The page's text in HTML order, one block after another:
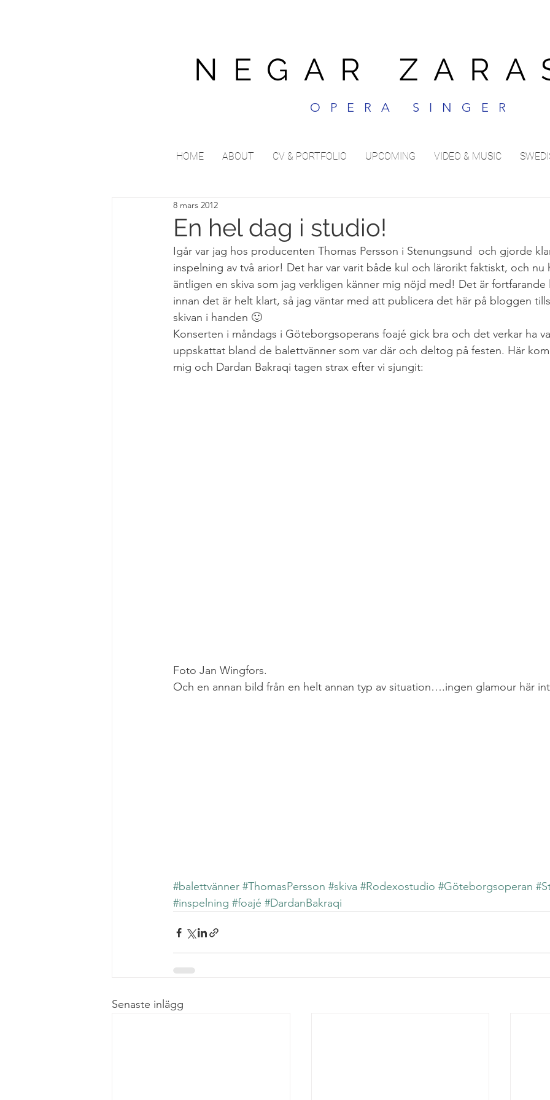
NEGAR
OPERA SINGER
HOME ABOUT CV & PORTFOLIO UPCOMING VIDEO & MUSIC
En hel dag i studio!
8 mars 2012
Igår var jag hos producenten Thomas Persson i Stenungsund  och gjorde
inspelning av två arior! Det har var varit både kul och lärorikt faktiskt, och nu
äntligen en skiva som jag verkligen känner mig nöjd med! Det är
innan det är helt klart, så jag väntar med att publicera det här på bloggen
skivan i handen 🙂
Konserten i måndags i Göteborgsoperans foajé gick bra och det verkar ha
uppskattat bland de balettvänner som var där och deltog på festen. Här
mig och Dardan Bakraqi tagen strax efter vi sjungit:
Foto Jan Wingfors.
Och en annan bild från en helt annan typ av situation….ingen glamour här
#balettvänner #ThomasPersson #skiva #Rodexostudio #Göteborgsoperan
#inspelning #foajé #DardanBakraqi
Senaste inlägg